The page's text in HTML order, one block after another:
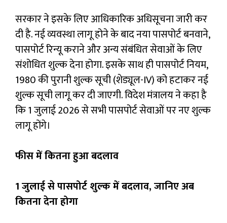
सरकार ने इसके लिए आधिकारिक अधिसूचना जारी कर
दी है. नई व्यवस्था लागू होने के बाद नया पासपोर्ट बनवाने,
पासपोर्ट रिन्यू कराने और अन्य संबंधित सेवाओं के लिए
संशोधित शुल्क देना होगा. इसके साथ ही पासपोर्ट नियम,
1980 की पुरानी शुल्क सूची (शेड्यूल-IV) को हटाकर नई
शुल्क सूची लागू कर दी जाएगी. विदेश मंत्रालय ने कहा है
कि 1 जुलाई 2026 से सभी पासपोर्ट सेवाओं पर नए शुल्क
लागू होंगे।
फीस में कितना हुआ बदलाव
1 जुलाई से पासपोर्ट शुल्क में बदलाव, जानिए अब
कितना देना होगा